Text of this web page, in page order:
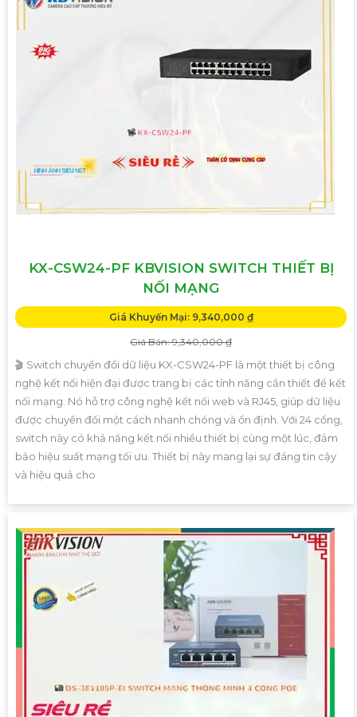
Chuyên Nghiệp cho dự án của mình. Nếu cần thêm bất kỳ
thông tin hay sự điều chỉnh nào, hãy Cung cấp cho công
trình biết để Từng công trình có thể hỗ trợ bạn tốt hơn.
KX-CSW24-PF KBVISION SWITCH THIẾT BỊ
NỐI MẠNG
Giá Khuyến Mại: 9,340,000 ₫
Giá Bán: 9,340,000 ₫
🎬 Switch chuyển đổi dữ liệu KX-CSW24-PF là một thiết bị công
nghệ kết nối hiện đại được trang bị các tính năng cần thiết để kết
nối mạng. Nó hỗ trợ công nghệ kết nối web và RJ45, giúp dữ liệu
được chuyển đổi một cách nhanh chóng và ổn định. Với 24 cổng,
switch này có khả năng kết nối nhiều thiết bị cùng một lúc, đảm
bảo hiệu suất mạng tối ưu. Thiết bị này mang lại sự đáng tin cậy
và hiệu quả cho